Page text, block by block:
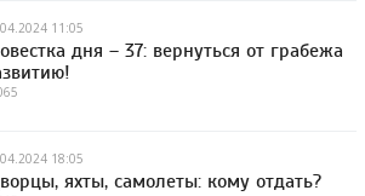
11:05
дня – 37: вернуться от грабежа
18:05
яхты, самолеты: кому отдать?